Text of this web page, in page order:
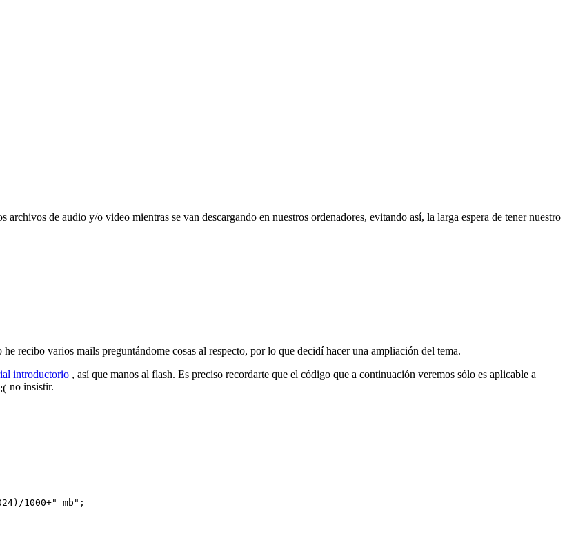
de audio y/o video mientras se van descargando en nuestros ordenadores, evitando así, la larga espera de tener nuestro
he recibo varios mails preguntándome cosas al respecto, por lo que decidí hacer una ampliación del tema.
introductorio , así que manos al flash. Es preciso recordarte que el código que a continuación veremos sólo es aplicable a
no insistir.